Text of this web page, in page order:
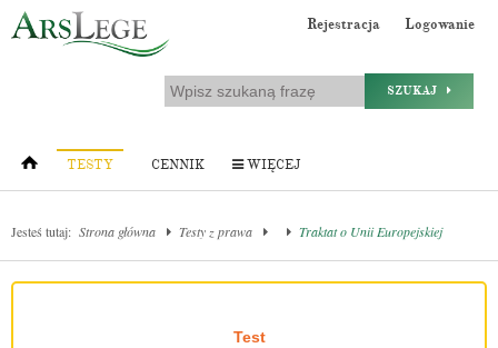
Rejestracja Logowanie
SZUKAJ
TESTY CENNIK WIĘCEJ
Jesteś tutaj: Strona główna Testy z prawa Traktat o Unii Europejskiej
Test